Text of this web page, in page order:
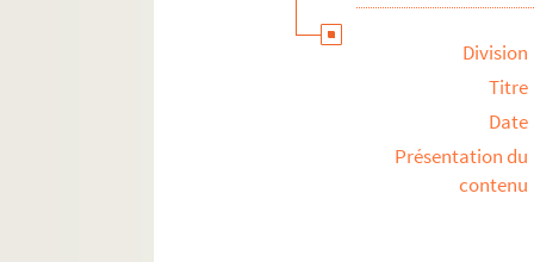
Division
Titre
Date
Présentation du
contenu